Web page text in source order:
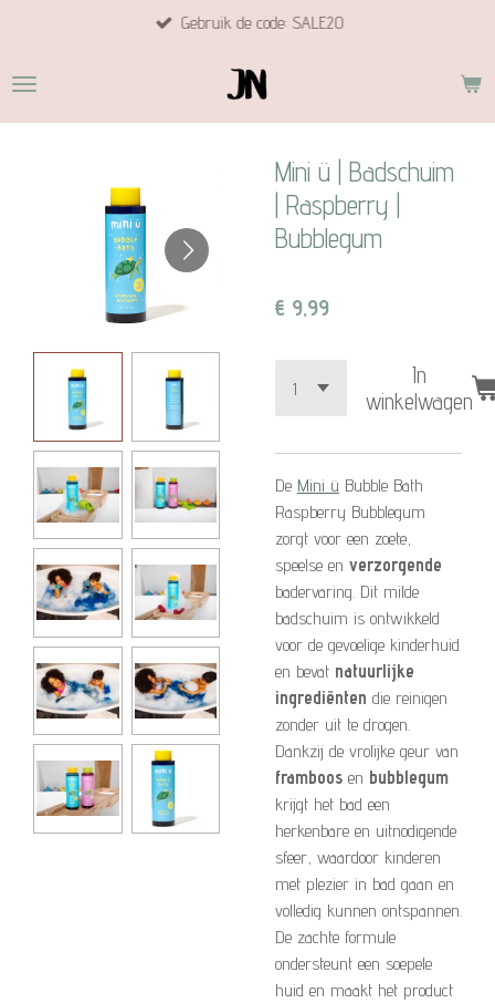
naar
hoofdinhoud
Gebruik de code: SALE20
Mini ü | Badschuim
| Raspberry |
Bubblegum
€ 9,99
In
winkelwagen
De Mini ü Bubble Bath
Raspberry Bubblegum
zorgt voor een zoete,
speelse en verzorgende
badervaring. Dit milde
badschuim is ontwikkeld
voor de gevoelige kinderhuid
en bevat natuurlijke
ingrediënten die reinigen
zonder uit te drogen.
Dankzij de vrolijke geur van
framboos en bubblegum
krijgt het bad een
herkenbare en uitnodigende
sfeer, waardoor kinderen
met plezier in bad gaan en
volledig kunnen ontspannen.
De zachte formule
ondersteunt een soepele
huid en maakt het product